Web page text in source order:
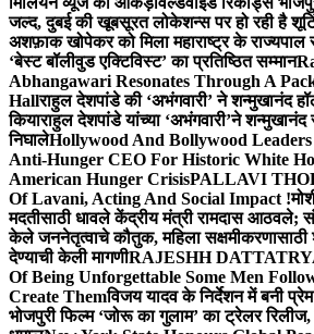
जल्द, दुबई की खूबसूरत लोकेशन्स पर हो रही है
अशफ़ाक खोपेकर को मिला महाराष्ट्र के राज्यपाल
‘बेस्ट बॉलीवुड एक्टिविस्ट’ का प्रतिष्ठित सम्मान
Abhangawari Resonates Through A
Hallराहुल देशपांडे की ‘अभंगवारी’ ने शन्मुखानंद
कियाराहुल देशपांडे यांच्या ‘अभंगवारी’ने
निघालेHollywood And Bollywood
Anti-Hunger CEO For Historic White
American Hunger CrisisPALLAVI
Of Lavani, Acting And Social Impact !
मदतीसाठी धावले केंद्रीय मंत्री रामदास आठवले;
केले जननेतृत्वाचे कौतुक, महिला सक्षमीकरणासाठी
देण्याची केली मागणीRAJESHH
Of Being Unforgettable Some Men
Create Themविजय यादव के निर्देशन में बनी
भोजपुरी फिल्म ‘जोरू का गुलाम’ का ट्रेलर रिलीज,